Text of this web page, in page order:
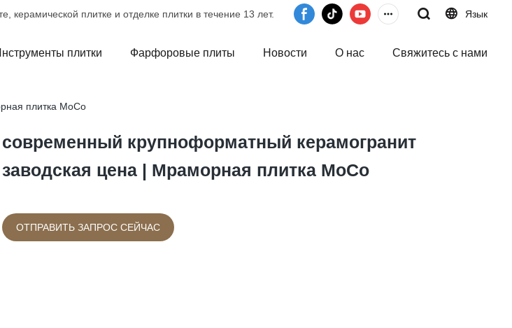
плитке и отделке плитки в течение 13 лет. Язык
плитки Фарфоровые плиты Новости О нас Свяжитесь с нами
плитка MoCo
современный крупноформатный керамогранит
заводская цена | Мраморная плитка MoCo
ОТПРАВИТЬ ЗАПРОС СЕЙЧАС